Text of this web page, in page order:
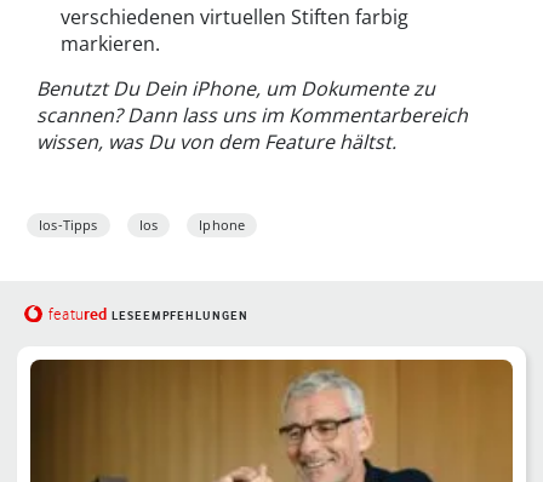
verschiedenen virtuellen Stiften farbig
markieren.
Benutzt Du Dein iPhone, um Dokumente zu
scannen? Dann lass uns im Kommentarbereich
wissen, was Du von dem Feature hältst.
Ios-Tipps Ios Iphone
featured LESEEMPFEHLUNGEN